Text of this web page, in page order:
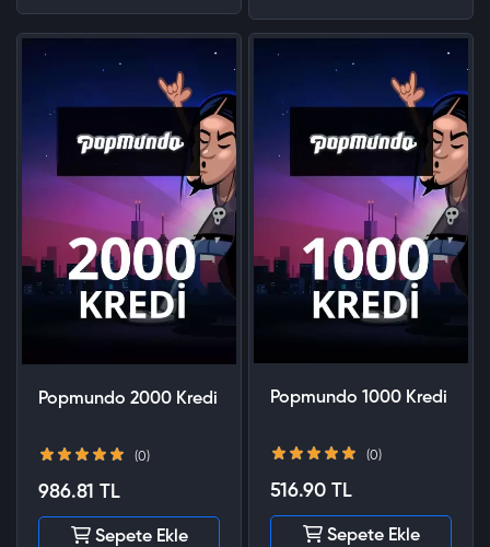
Popmundo 2000 Kredi
(0)
986.81 TL
Sepete Ekle
Popmundo 1000 Kredi
(0)
516.90 TL
Sepete Ekle